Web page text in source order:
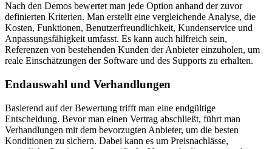
Nach den Demos bewertet man jede Option anhand der zuvor
definierten Kriterien. Man erstellt eine vergleichende Analyse, die
Kosten, Funktionen, Benutzerfreundlichkeit, Kundenservice und
Anpassungsfähigkeit umfasst. Es kann auch hilfreich sein,
Referenzen von bestehenden Kunden der Anbieter einzuholen, um
reale Einschätzungen der Software und des Supports zu erhalten.
Endauswahl und Verhandlungen
Basierend auf der Bewertung trifft man eine endgültige
Entscheidung. Bevor man einen Vertrag abschließt, führt man
Verhandlungen mit dem bevorzugten Anbieter, um die besten
Konditionen zu sichern. Dabei kann es um Preisnachlässe,